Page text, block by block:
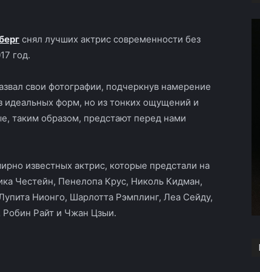
снял лучших актрис современности без
год.
свои фотографии, подчеркнув намерение
идеальных форм, но из тонких ощущений и
таким образом, предстают перед нами
известных актрис, которые предстали на
Честейн, Пенелопа Крус, Николь Кидман,
Нионго, Шарлотта Рэмплинг, Леа Сейду,
Робин Райт и Чжан Цзыи.